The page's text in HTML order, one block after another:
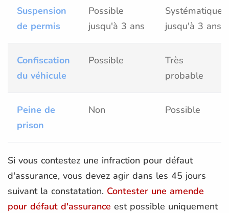
Suspension
de permis
Possible
jusqu'à 3 ans
Systématique,
jusqu'à 3 ans
Confiscation
du véhicule
Possible
Très
probable
Peine de
prison
Non Possible
Si vous contestez une infraction pour défaut
d'assurance, vous devez agir dans les 45 jours
suivant la constatation. Contester une amende
pour défaut d'assurance est possible uniquement